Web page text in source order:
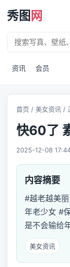
秀图 网
资讯 会员
首页 / 美女资讯 /
快60了
2025-12-08
内容摘要
#越老越美
年老少女 #
是不会输给
美女资讯